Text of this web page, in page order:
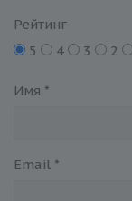
Рейтинг
5
4 3 2
Имя *
Email *